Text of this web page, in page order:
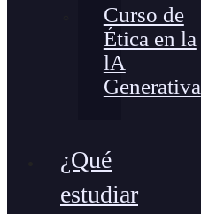
Curso de
Ética en la
lA
Generativa
¿Qué
estudiar